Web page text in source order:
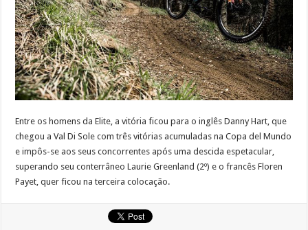
Entre os homens da Elite, a vitória ficou para o inglês Danny Hart, que
chegou a Val Di Sole com três vitórias acumuladas na Copa del Mundo
e impôs-se aos seus concorrentes após uma descida espetacular,
superando seu conterrâneo Laurie Greenland (2º) e o francês Floren
Payet, quer ficou na terceira colocação.